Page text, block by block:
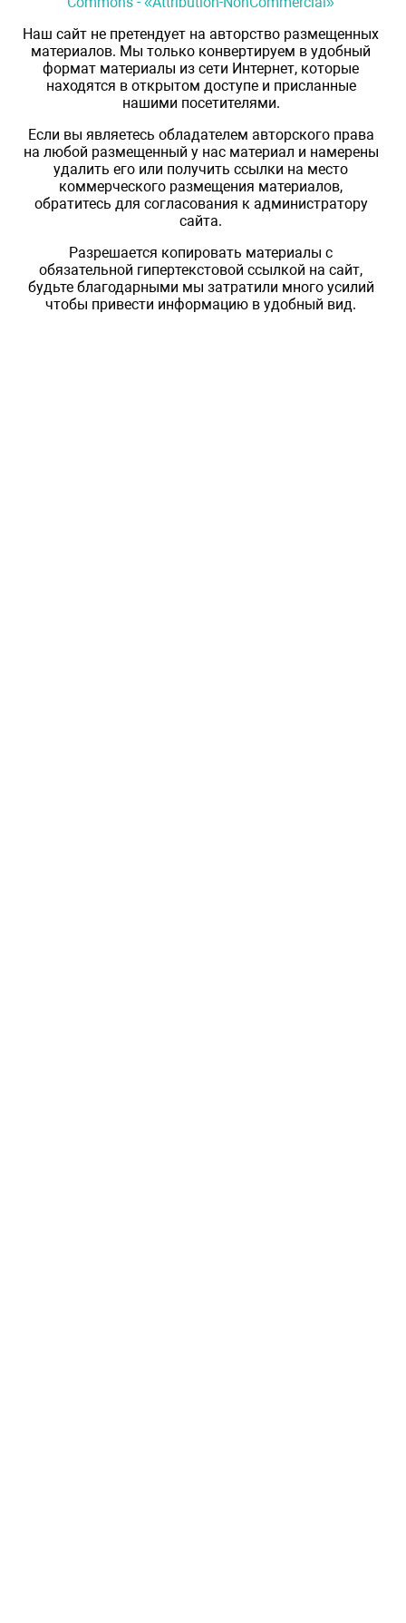
Наш сайт не претендует на авторство размещенных
материалов. Мы только конвертируем в удобный
формат материалы из сети Интернет, которые
находятся в открытом доступе и присланные
нашими посетителями.
Если вы являетесь обладателем авторского права
на любой размещенный у нас материал и намерены
удалить его или получить ссылки на место
коммерческого размещения материалов,
обратитесь для согласования к администратору
сайта.
Разрешается копировать материалы с
обязательной гипертекстовой ссылкой на сайт,
будьте благодарными мы затратили много усилий
чтобы привести информацию в удобный вид.